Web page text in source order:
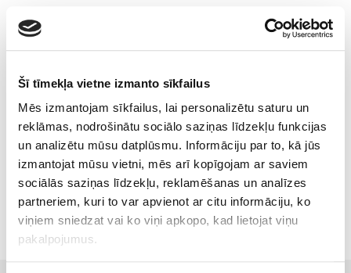
Šī tīmekļa vietne izmanto sīkfailus
Mēs izmantojam sīkfailus, lai personalizētu saturu un
reklāmas, nodrošinātu sociālo saziņas līdzekļu funkcijas
un analizētu mūsu datplūsmu. Informāciju par to, kā jūs
izmantojat mūsu vietni, mēs arī kopīgojam ar saviem
sociālās saziņas līdzekļu, reklamēšanas un analīzes
partneriem, kuri to var apvienot ar citu informāciju, ko
viņiem sniedzat vai ko viņi apkopo, kad lietojat viņu
pakalpojumus.
Liepāja’s, Latvia, Central
pharmacy implements new
concept of aptieka1